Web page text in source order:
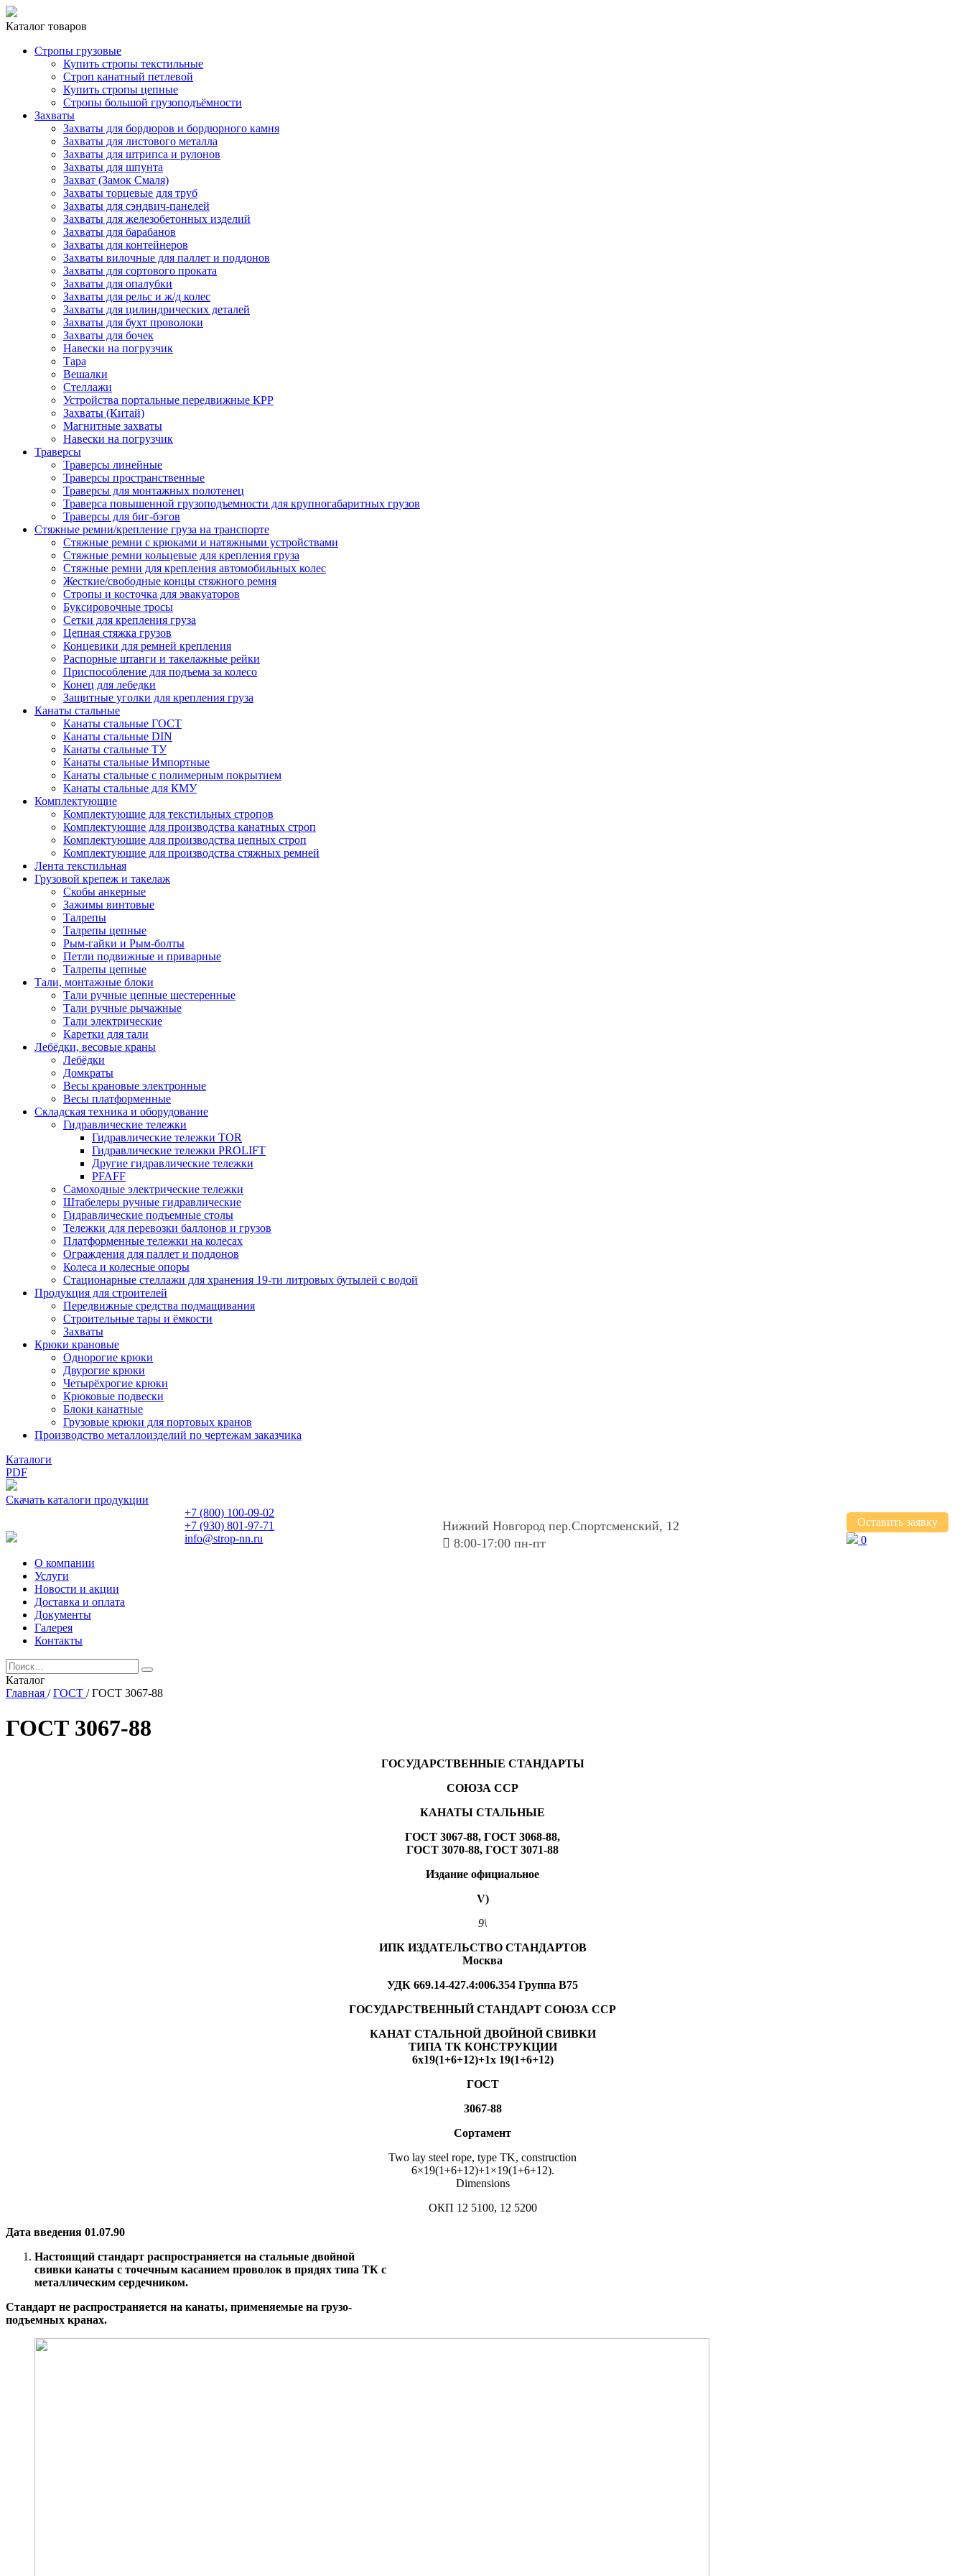
Каталог товаров
Стропы грузовые
Купить стропы текстильные
Строп канатный петлевой
Купить стропы цепные
Стропы большой грузоподъёмности
Захваты
Захваты для бордюров и бордюрного камня
Захваты для листового металла
Захваты для штрипса и рулонов
Захваты для шпунта
Захват (Замок Смаля)
Захваты торцевые для труб
Захваты для сэндвич-панелей
Захваты для железобетонных изделий
Захваты для барабанов
Захваты для контейнеров
Захваты вилочные для паллет и поддонов
Захваты для сортового проката
Захваты для опалубки
Захваты для рельс и ж/д колес
Захваты для цилиндрических деталей
Захваты для бухт проволоки
Захваты для бочек
Навески на погрузчик
Тара
Вешалки
Стеллажи
Устройства портальные передвижные КРР
Захваты (Китай)
Магнитные захваты
Навески на погрузчик
Траверсы
Траверсы линейные
Траверсы пространственные
Траверсы для монтажных полотенец
Траверса повышенной грузоподъемности для крупногабаритных грузов
Траверсы для биг-бэгов
Стяжные ремни/крепление груза на транспорте
Стяжные ремни с крюками и натяжными устройствами
Стяжные ремни кольцевые для крепления груза
Стяжные ремни для крепления автомобильных колес
Жесткие/свободные концы стяжного ремня
Стропы и косточка для эвакуаторов
Буксировочные тросы
Сетки для крепления груза
Цепная стяжка грузов
Концевики для ремней крепления
Распорные штанги и такелажные рейки
Приспособление для подъема за колесо
Конец для лебедки
Защитные уголки для крепления груза
Канаты стальные
Канаты стальные ГОСТ
Канаты стальные DIN
Канаты стальные ТУ
Канаты стальные Импортные
Канаты стальные с полимерным покрытием
Канаты стальные для КМУ
Комплектующие
Комплектующие для текстильных стропов
Комплектующие для производства канатных строп
Комплектующие для производства цепных строп
Комплектующие для производства стяжных ремней
Лента текстильная
Грузовой крепеж и такелаж
Скобы анкерные
Зажимы винтовые
Талрепы
Талрепы цепные
Рым-гайки и Рым-болты
Петли подвижные и приварные
Талрепы цепные
Тали, монтажные блоки
Тали ручные цепные шестеренные
Тали ручные рычажные
Тали электрические
Каретки для тали
Лебёдки, весовые краны
Лебёдки
Домкраты
Весы крановые электронные
Весы платформенные
Складская техника и оборудование
Гидравлические тележки
Гидравлические тележки TOR
Гидравлические тележки PROLIFT
Другие гидравлические тележки
PFAFF
Самоходные электрические тележки
Штабелеры ручные гидравлические
Гидравлические подъемные столы
Тележки для перевозки баллонов и грузов
Платформенные тележки на колесах
Ограждения для паллет и поддонов
Колеса и колесные опоры
Стационарные стеллажи для хранения 19-ти литровых бутылей с водой
Продукция для строителей
Передвижные средства подмащивания
Строительные тары и ёмкости
Захваты
Крюки крановые
Однорогие крюки
Двурогие крюки
Четырёхрогие крюки
Крюковые подвески
Блоки канатные
Грузовые крюки для портовых кранов
Производство металлоизделий по чертежам заказчика
Каталоги
PDF
Скачать каталоги продукции
+7 (800) 100-09-02
+7 (930)801-97-71
info@strop-nn.ru
Нижний Новгород пер.Спортсменский, 12
8:00-17:00 пн-пт
Оставить заявку
0
О компании
Услуги
Новости и акции
Доставка и оплата
Документы
Галерея
Контакты
Каталог
Главная / ГОСТ / ГОСТ 3067-88
ГОСТ 3067-88
ГОСУДАРСТВЕННЫЕ СТАНДАРТЫ
СОЮЗА ССР
КАНАТЫ СТАЛЬНЫЕ
ГОСТ 3067-88, ГОСТ 3068-88,
ГОСТ 3070-88, ГОСТ 3071-88
Издание официальное
V)
9\
ИПК ИЗДАТЕЛЬСТВО СТАНДАРТОВ
Москва
УДК 669.14-427.4:006.354 Группа В75
ГОСУДАРСТВЕННЫЙ СТАНДАРТ СОЮЗА ССР
КАНАТ СТАЛЬНОЙ ДВОЙНОЙ СВИВКИ
ТИПА ТК КОНСТРУКЦИИ
6х19(1+6+12)+1х 19(1+6+12)
ГОСТ
3067-88
Сортамент
Two lay steel rope, type TK, construction
6×19(1+6+12)+1×19(1+6+12).
Dimensions
ОКП 12 5100, 12 5200
Дата введения 01.07.90
Настоящий стандарт распространяется на стальные двойной
свивки канаты с точечным касанием проволок в прядях типа ТК с
металлическим сердечником.
Стандарт не распространяется на канаты, применяемые на грузо-
подъемных кранах.